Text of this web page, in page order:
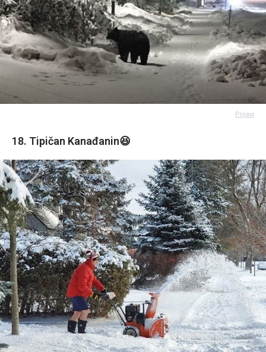
Prijavi
18. Tipičan Kanađanin😆